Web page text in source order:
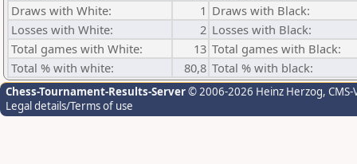
Draws with White:
1 Draws with Black:
Losses with White:
2 Losses with Black:
Total games with White:
13 Total games with Black:
Total % with white:
80,8 Total % with black:
Chess-Tournament-Results-Server© 2006-2026 Heinz Herzog,
Legal details/Terms of use